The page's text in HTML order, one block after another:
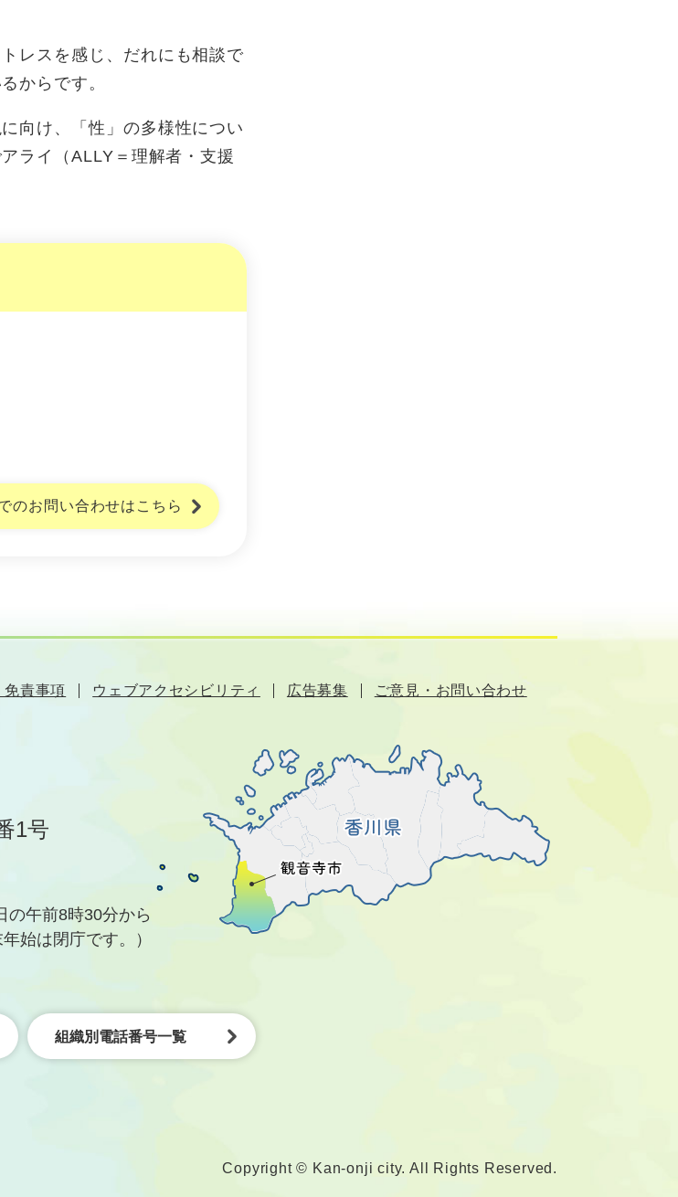
レスを感じ、だれにも相談で
からです。
向け、「性」の多様性につい
ライ（ALLY＝理解者・支援
のお問い合わせはこちら
免責事項 ウェブアクセシビリティ 広告募集 ご意見・お問い合わせ
1号
の午前8時30分から
始は閉庁です。）
組織別電話番号一覧
Copyright © Kan-onji city. All Rights Reserved.